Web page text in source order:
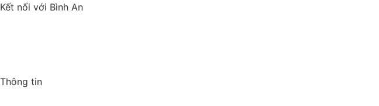
Kết nối với Bình An
Thông tin